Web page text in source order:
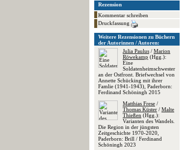
Rezension
Kommentar schreiben
Druckfassung
Weitere Rezensionen zu Büchern
der Autorinnen / Autoren:
Julia Paulus / Marion
Röwekamp (Hgg.):
Eine
Soldatenheimschwester
an der Ostfront. Briefwechsel von
Annette Schücking mit ihrer
Famlie (1941-1943), Paderborn:
Ferdinand Schöningh 2015
Matthias Frese /
Thomas Küster / Malte
Thießen (Hgg.):
Varianten des Wandels.
Die Region in der jüngsten
Zeitgeschichte 1970-2020,
Paderborn: Brill / Ferdinand
Schöningh 2023